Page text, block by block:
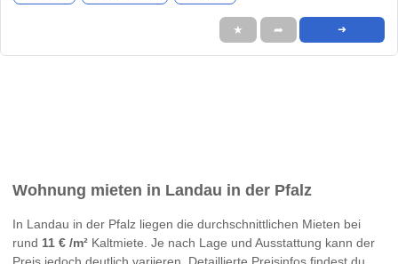
★ ➦ ➜
Wohnung mieten in Landau in der Pfalz
In Landau in der Pfalz liegen die durchschnittlichen Mieten bei
rund 11 € /m² Kaltmiete. Je nach Lage und Ausstattung kann der